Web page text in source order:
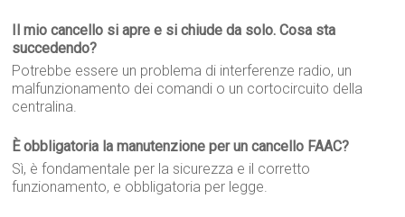
Il mio cancello si apre e si chiude da solo. Cosa sta
succedendo?
Potrebbe essere un problema di interferenze radio, un
malfunzionamento dei comandi o un cortocircuito della
centralina.
È obbligatoria la manutenzione per un cancello FAAC?
Sì, è fondamentale per la sicurezza e il corretto
funzionamento, e obbligatoria per legge.